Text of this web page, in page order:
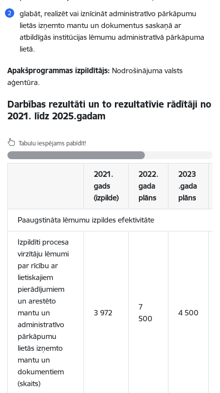
glabāt, realizēt vai iznīcināt administratīvo pārkāpumu
lietās izņemto mantu un dokumentus saskaņā ar
atbildīgās institūcijas lēmumu administratīvā pārkāpuma
lietā.
Apakšprogrammas izpildītājs: Nodrošinājuma valsts
aģentūra.
Darbības rezultāti un to rezultatīvie rādītāji no
2021. līdz 2025.gadam
Tabulu iespējams pabīdīt!
2021.
gads
(izpilde)
2022.
gada
plāns
2023
.gada
plāns
Paaugstināta lēmumu izpildes efektivitāte
Izpildīti procesa
virzītāju lēmumi
par rīcību ar
lietiskajiem
pierādījumiem
un arestēto
mantu un
administratīvo
pārkāpumu
lietās izņemto
mantu un
dokumentiem
(skaits)
3 972
7
500
4 500